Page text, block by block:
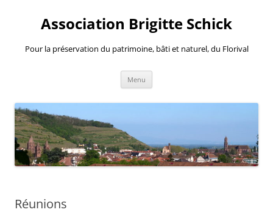
contenuAssociation Brigitte Schick
Pour la préservation du patrimoine, bâti et naturel, du Florival
Menu
Réunions